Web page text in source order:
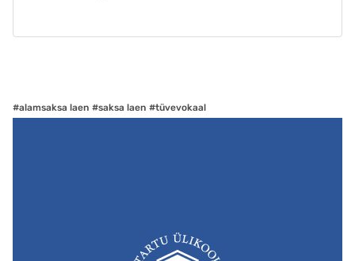
#alamsaksa laen #saksa laen #tüvevokaal